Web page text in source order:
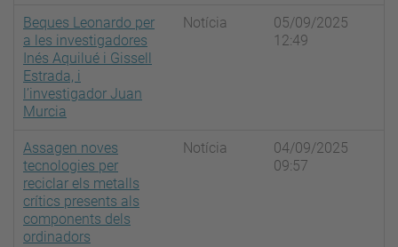
Beques Leonardo per
a les investigadores
Inés Aquilué i Gissell
Estrada, i
l’investigador Juan
Murcia
Notícia
05/09/2025
12:49
Assagen noves
tecnologies per
reciclar els metalls
crítics presents als
components dels
ordinadors
Notícia
04/09/2025
09:57